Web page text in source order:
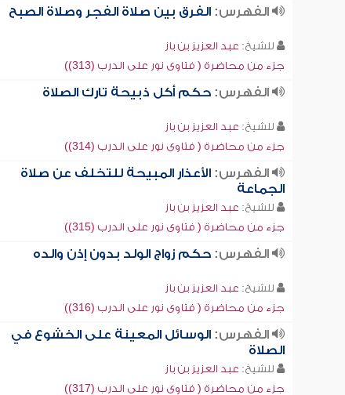
الفهرس:الفرق بين صلاة الفجر وصلاة الصبح
للشيخ: عبد العزيز بن باز
جزء من محاضرة ( فتاوى نور على الدرب (313))
الفهرس:حكم أكل ذبيحة تارك الصلاة
للشيخ: عبد العزيز بن باز
جزء من محاضرة ( فتاوى نور على الدرب (314))
الفهرس:الأعذار المبيحة للتخلف عن صلاة
الجماعة
للشيخ: عبد العزيز بن باز
جزء من محاضرة ( فتاوى نور على الدرب (315))
الفهرس:حكم زواج الولد بدون إذن والده
للشيخ: عبد العزيز بن باز
جزء من محاضرة ( فتاوى نور على الدرب (316))
الفهرس:الوسائل المعينة على الخشوع في
الصلاة
للشيخ: عبد العزيز بن باز
جزء من محاضرة ( فتاوى نور على الدرب (317))